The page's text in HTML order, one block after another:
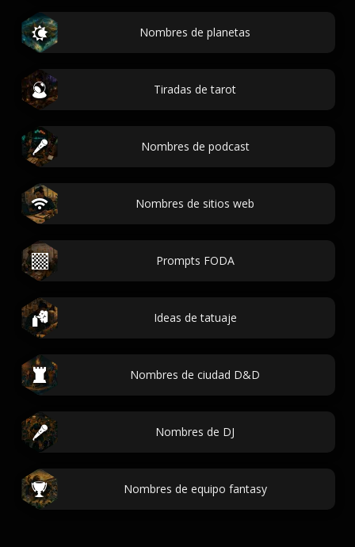
Nombres de planetas
Tiradas de tarot
Nombres de podcast
Nombres de sitios web
Prompts FODA
Ideas de tatuaje
Nombres de ciudad D&D
Nombres de DJ
Nombres de equipo fantasy